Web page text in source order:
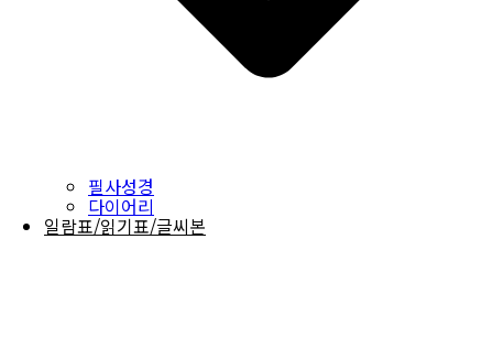
필사성경
다이어리
일람표/읽기표/글씨본